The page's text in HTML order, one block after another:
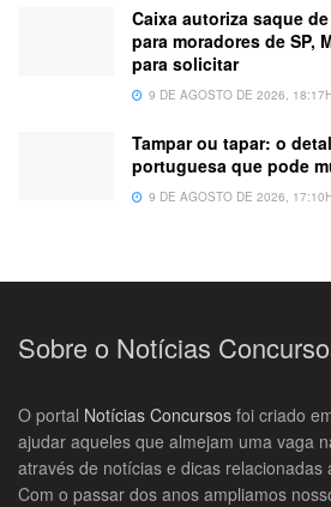
Caixa autoriza saque
para moradores de SP,
para solicitar
9 DE AGOSTO DE 2026,
Tampar ou tapar: o
portuguesa que pode
9 DE AGOSTO DE 2026,
Sobre o Notícias
O portal Notícias Concursos foi criado
ajudar aqueles que almejam uma vaga
através de notícias e dicas relacionadas
Com o passar dos anos ampliamos